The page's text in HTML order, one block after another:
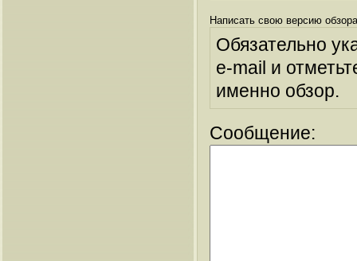
Написать свою версию
Обязательно
e-mail и
именно обзор.
Сообщение: